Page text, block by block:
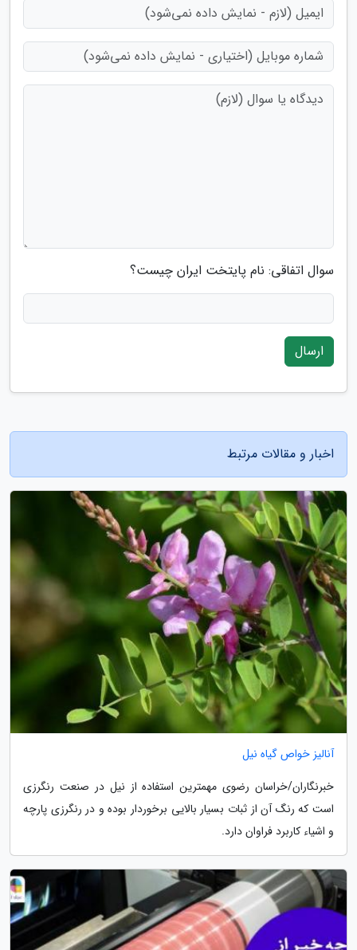
سوال اتفاقی: نام پایتخت ایران چیست؟
ارسال
اخبار و مقالات مرتبط
آنالیز خواص گیاه نیل
خبرنگاران/خراسان رضوی مهمترین استفاده از نیل در صنعت رنگرزی
است که رنگ آن از ثبات بسیار بالایی برخوردار بوده و در رنگرزی پارچه
و اشیاء کاربرد فراوان دارد.